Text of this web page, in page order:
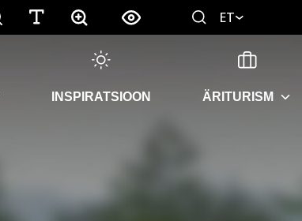
ET
INSPIRATSIOON ÄRITURISM